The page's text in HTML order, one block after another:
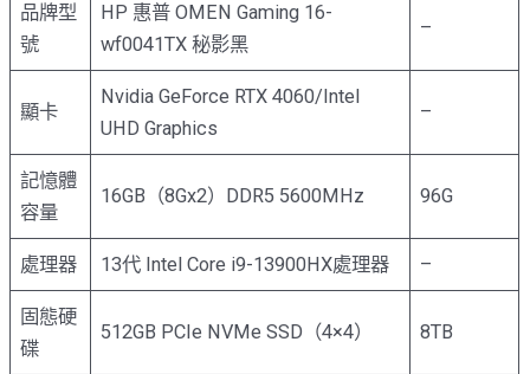
品牌型
號
HP 惠普 OMEN Gaming 16-
wf0041TX 秘影黑
–
顯卡
Nvidia GeForce RTX 4060/Intel
UHD Graphics
–
記憶體
容量
16GB（8Gx2）DDR5 5600MHz 96G
處理器 13代 Intel Core i9-13900HX處理器 –
固態硬
碟
512GB PCIe NVMe SSD（4×4） 8TB